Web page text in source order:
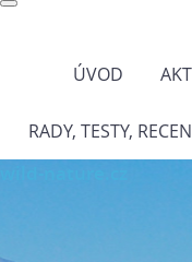
ÚVOD
RADY, TESTY,